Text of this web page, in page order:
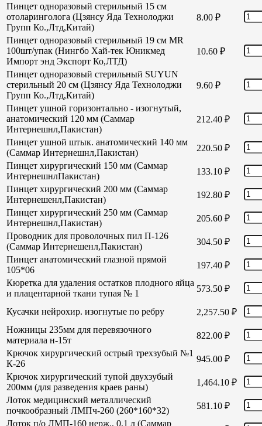
Пинцет одноразовый стерильный 15 см
отоларинголога (Цзянсу Яда Технолоджи
Групп Ко.,Лтд,Китай)
8.00 ₽
Пинцет одноразовый стерильный 19 см MR
100шт/упак (Нингбо Хай-тек Юникмед
Импорт энд Экспорт Ко,ЛТД)
10.60 ₽
Пинцет одноразовый стерильный SUYUN
стерильный 20 см (Цзянсу Яда Технолоджи
Групп Ко.,Лтд,Китай)
9.60 ₽
Пинцет ушной горизонтально - изогнутый,
анатомический 120 мм (Саммар
Интернешнл,Пакистан)
212.40 ₽
Пинцет ушной штык. анатомический 140 мм
(Саммар Интернешнл,Пакистан)
220.50 ₽
Пинцет хирургический 150 мм (Саммар
ИнтернешнлПакистан)
133.10 ₽
Пинцет хирургический 200 мм (Саммар
Интернешенл,Пакистан)
192.80 ₽
Пинцет хирургический 250 мм (Саммар
Интернешнл,Пакистан)
205.60 ₽
Проводник для проволочных пил П-126
(Саммар Интернешенл,Пакистан)
304.50 ₽
Пинцет анатомический глазной прямой
105*06
197.40 ₽
Кюретка для удаления остатков плодного яйца
и плацентарной ткани тупая № 1
573.50 ₽
Кусачки нейрохир. изогнутые по ребру 2,257.50 ₽
Ножницы 235мм для перевязочного
материала н-15т
822.00 ₽
Крючок хирургический острый трехзубый №1
К-26
945.00 ₽
Крючок хирургический тупой двухзубый
200мм (для разведения краев раны)
1,464.10 ₽
Лоток медицинский металлический
почкообразный ЛМПч-260 (260*160*32)
581.10 ₽
Лоток п/о ЛМП-160 нерж., 0,1 л (Саммар